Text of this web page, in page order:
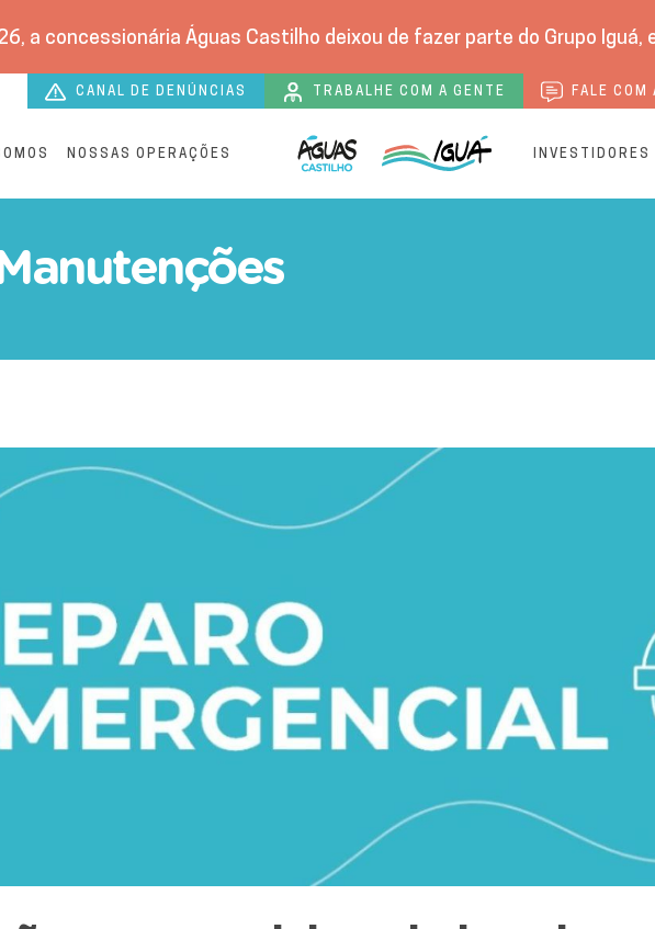
a concessionária Águas Castilho deixou de fazer parte do Grupo Iguá,
CANAL DE DENÚNCIAS TRABALHE COM A GENTE FALE COM
NOSSAS OPERAÇÕES INVESTIDORES
nos bairros Laranjeiras e